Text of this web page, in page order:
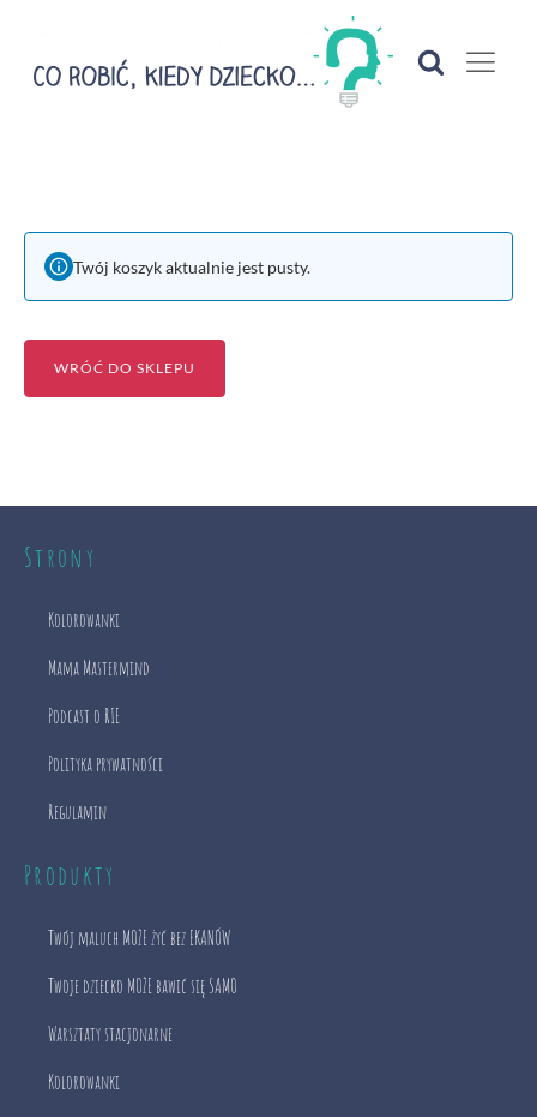
Twój koszyk aktualnie jest pusty.
WRÓĆ DO SKLEPU
Strony
Kolorowanki
Mama Mastermind
Podcast o RIE
Polityka prywatności
Regulamin
Produkty
Twój maluch MOŻE żyć bez EKANÓW
Twoje dziecko MOŻE bawić się SAMO
Warsztaty stacjonarne
Kolorowanki